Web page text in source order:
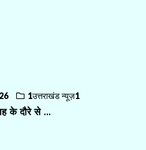
1उत्तराखंड न्यूज़1
के दौरे से ...